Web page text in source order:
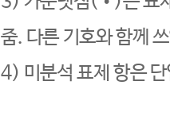
줌. 다른 기호와 함께
4) 미분석 표제 항은